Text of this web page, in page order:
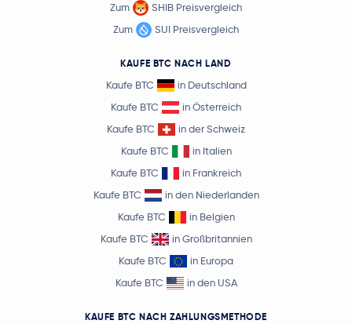
Zum
SHIB Preisvergleich
Zum
SUI Preisvergleich
KAUFE BTC NACH LAND
Kaufe BTC
in Deutschland
Kaufe BTC
in Österreich
Kaufe BTC
in der Schweiz
Kaufe BTC
in Italien
Kaufe BTC
in Frankreich
Kaufe BTC
in den Niederlanden
Kaufe BTC
in Belgien
Kaufe BTC
in Großbritannien
Kaufe BTC
in Europa
Kaufe BTC
in den USA
KAUFE BTC NACH ZAHLUNGSMETHODE